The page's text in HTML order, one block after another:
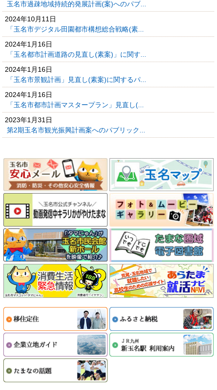
玉名市過疎地域持続的発展計画(案)へのパブ...
2024年10月11日
「玉名市デジタル田園都市構想総合戦略(素...
2024年1月16日
「玉名都市計画道路の見直し(素案)」に関す...
2024年1月16日
「玉名市景観計画」見直し(素案)に関するパ...
2024年1月16日
「玉名市都市計画マスタープラン」見直し(...
2023年1月31日
第2期玉名市観光振興計画案へのパブリック...